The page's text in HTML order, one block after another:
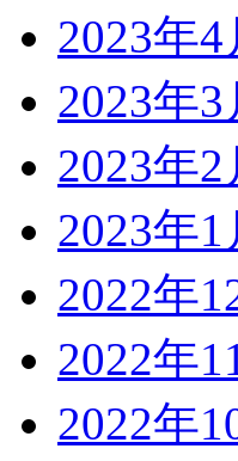
2023年4
2023年3
2023年2
2023年1
2022年
2022年
2022年